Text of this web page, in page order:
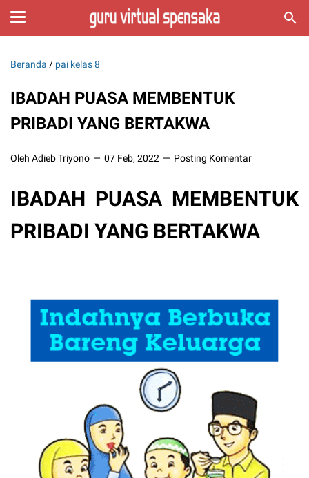
Beranda / pai kelas 8
IBADAH PUASA MEMBENTUK
PRIBADI YANG BERTAKWA
Oleh Adieb Triyono 07 Feb, 2022 Posting Komentar
IBADAH PUASA MEMBENTUK
PRIBADI YANG BERTAKWA